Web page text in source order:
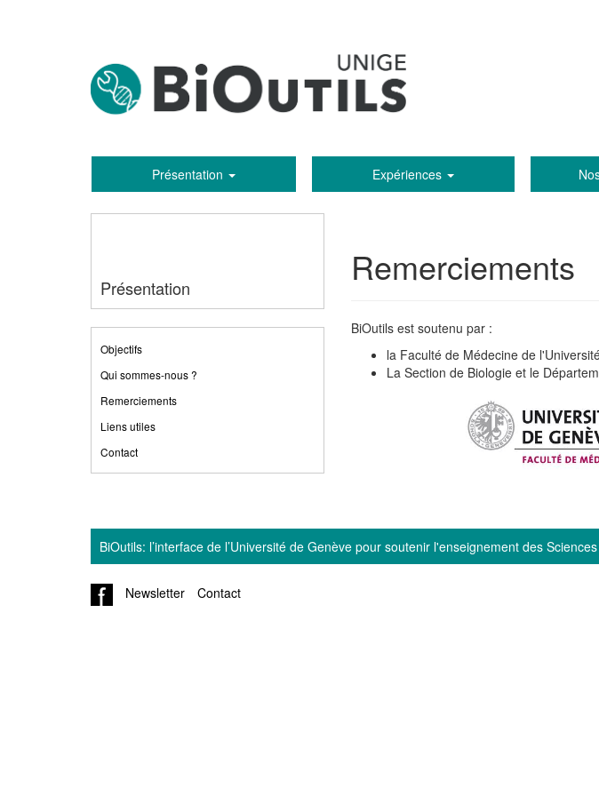
Présentation Expériences
Présentation
Objectifs
Qui sommes-nous ?
Remerciements
Liens utiles
Contact
Remerciements
BiOutils est soutenu par :
la Faculté de Médecine de
La Section de Biologie et le
BiOutils: l’interface de l’Université de Genève pour soutenir l'enseignement des
Newsletter Contact